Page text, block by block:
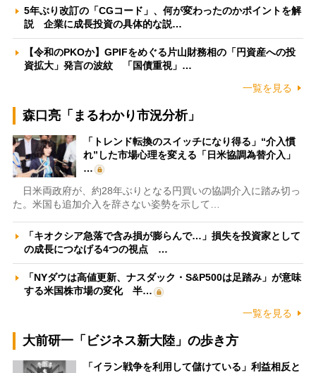
5年ぶり改訂の「CGコード」、何が変わったのかポイントを解
説 企業に成長投資の具体的な説…
【令和のPKOか】GPIFをめぐる片山財務相の「円資産への投
資拡大」発言の波紋 「国債重視」…
一覧を見る
森口亮「まるわかり市況分析」
「トレンド転換のスイッチになり得る」“介入慣
れ”した市場心理を変える「日米協調為替介入」
…
日米両政府が、約28年ぶりとなる円買いの協調介入に踏み切っ
た。米国も追加介入を辞さない姿勢を示して…
「キオクシア急落で含み損が膨らんで…」損失を投資家として
の成長につなげる4つの視点 …
「NYダウは高値更新、ナスダック・S&P500は足踏み」が意味
する米国株市場の変化 半…
一覧を見る
大前研一「ビジネス新大陸」の歩き方
「イラン戦争を利用して儲けている」利益相反と